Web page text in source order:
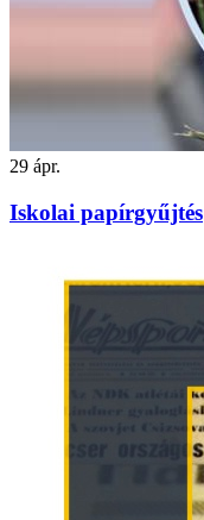
29 ápr.
Iskolai papírgyűjtés